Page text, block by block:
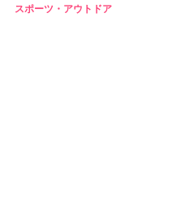
スポーツ・アウトドア